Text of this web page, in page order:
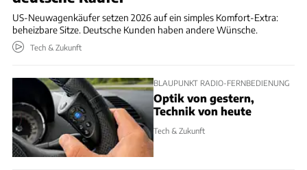
US-Neuwagenkäufer setzen 2026 auf ein simples Komfort-Extra:
beheizbare Sitze. Deutsche Kunden haben andere Wünsche.
Tech & Zukunft
BLAUPUNKT RADIO-FERNBEDIENUNG
Optik von gestern,
Technik von heute
Tech & Zukunft